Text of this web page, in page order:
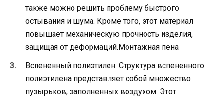
также можно решить проблему быстрого
остывания и шума. Кроме того, этот материал
повышает механическую прочность изделия,
защищая от деформаций.Монтажная пена
Вспененный полиэтилен. Структура вспененного
полиэтилена представляет собой множество
пузырьков, заполненных воздухом. Этот